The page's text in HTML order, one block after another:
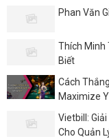
Phan Văn
Thích Minh
Biết
Cách
Maximize
Vietbill:
Cho Quản